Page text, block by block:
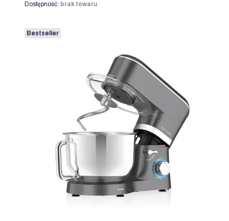
Dostępność: brak towaru
Bestseller